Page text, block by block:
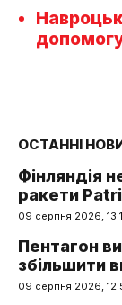
допомогу
ОСТАННІ
Фінляндія
ракети
09 серпня 2026,
Пентагон
збільшити
09 серпня 2026,